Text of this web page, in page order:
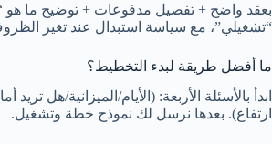
بعقد واضح + تفصيل مدفوعات + توضيح ما
“تشغيلي”، مع سياسة استبدال عند تغير
ما أفضل طريقة لبدء التخطيط؟
ابدأ بالأسئلة الأربعة: (الأيام/الميزانية/هل
ارتفاع). بعدها نرسل لك نموذج خطة وتشغيل.